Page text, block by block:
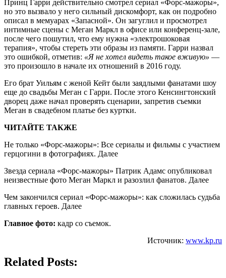
Принц Гарри действительно смотрел сериал «Форс-мажоры»,
но это вызвало у него сильный дискомфорт, как он подробно
описал в мемуарах «Запасной». Он загуглил и просмотрел
интимные сцены с Меган Маркл в офисе или конференц-зале,
после чего пошутил, что ему нужна «электрошоковая
терапия», чтобы стереть эти образы из памяти. Гарри назвал
это ошибкой, отметив: «Я не хотел видеть такое вживую» —
это произошло в начале их отношений в 2016 году.
Его брат Уильям с женой Кейт были заядлыми фанатами шоу
еще до свадьбы Меган с Гарри. После этого Кенсингтонский
дворец даже начал проверять сценарии, запретив съемки
Меган в свадебном платье без куртки.
ЧИТАЙТЕ ТАКЖЕ
Не только «Форс-мажоры»: Все сериалы и фильмы с участием
герцогини в фотографиях. Далее
Звезда сериала «Форс-мажоры» Патрик Адамс опубликовал
неизвестные фото Меган Маркл и разозлил фанатов. Далее
Чем закончился сериал «Форс-мажоры»: как сложилась судьба
главных героев. Далее
Главное фото: кадр со съемок.
Источник: www.kp.ru
Related Posts: